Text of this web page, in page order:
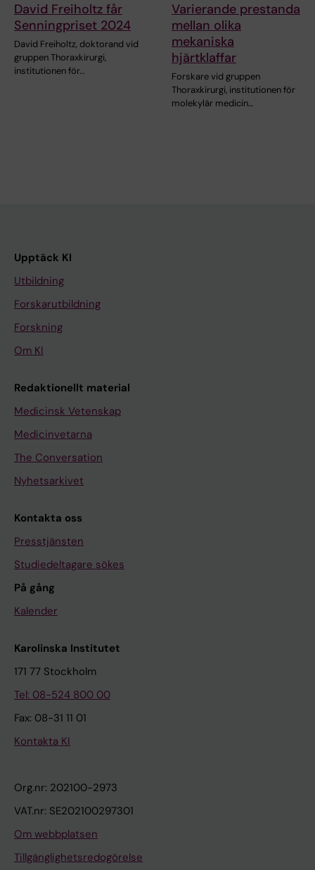
David Freiholtz får
Senningpriset 2024
David Freiholtz, doktorand vid
gruppen Thoraxkirurgi,
institutionen för…
Varierande prestanda
mellan olika
mekaniska
hjärtklaffar
Forskare vid gruppen
Thoraxkirurgi, institutionen för
molekylär medicin…
Upptäck KI
Utbildning
Forskarutbildning
Forskning
Om KI
Redaktionellt material
Medicinsk Vetenskap
Medicinvetarna
The Conversation
Nyhetsarkivet
Kontakta oss
Presstjänsten
Studiedeltagare sökes
På gång
Kalender
Karolinska Institutet
171 77 Stockholm
Tel: 08-524 800 00
Fax: 08-31 11 01
Kontakta KI
Org.nr: 202100-2973
VAT.nr: SE202100297301
Om webbplatsen
Tillgänglighetsredogörelse